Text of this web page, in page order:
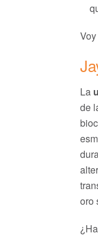
La
de
oro